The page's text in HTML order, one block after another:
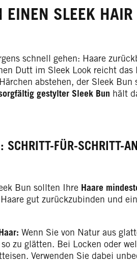
EINEN SLEEK
schnell gehen: Haare
Dutt im Sleek Look reicht
abstehen, der Sleek
gestylter Sleek Bun hält
SCHRITT-FÜR-SCHRITT-
Bun sollten Ihre Haare
gut zurückzubinden und
Wenn Sie von Natur aus
zu glätten. Bei Locken oder
Verwenden Sie dabei